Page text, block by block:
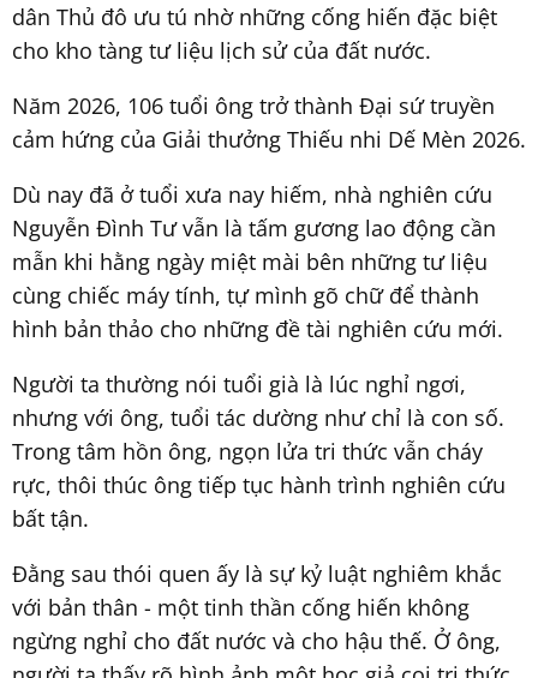
dân Thủ đô ưu tú nhờ những cống hiến đặc biệt
cho kho tàng tư liệu lịch sử của đất nước.
Năm 2026, 106 tuổi ông trở thành Đại sứ truyền
cảm hứng của Giải thưởng Thiếu nhi Dế Mèn 2026.
Dù nay đã ở tuổi xưa nay hiếm, nhà nghiên cứu
Nguyễn Đình Tư vẫn là tấm gương lao động cần
mẫn khi hằng ngày miệt mài bên những tư liệu
cùng chiếc máy tính, tự mình gõ chữ để thành
hình bản thảo cho những đề tài nghiên cứu mới.
Người ta thường nói tuổi già là lúc nghỉ ngơi,
nhưng với ông, tuổi tác dường như chỉ là con số.
Trong tâm hồn ông, ngọn lửa tri thức vẫn cháy
rực, thôi thúc ông tiếp tục hành trình nghiên cứu
bất tận.
Đằng sau thói quen ấy là sự kỷ luật nghiêm khắc
với bản thân - một tinh thần cống hiến không
ngừng nghỉ cho đất nước và cho hậu thế. Ở ông,